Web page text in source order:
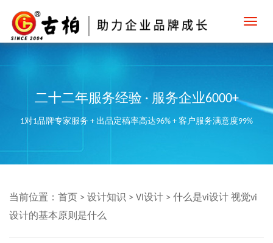
二十二年服务经验 · 服务企业6000+
1对1品牌专家服务 + 出品定稿率高达96% + 客户服务满意度99%
当前位置： 首页 > 设计知识 > VI设计 > 什么是vi设计 视觉vi
设计的基本原则是什么